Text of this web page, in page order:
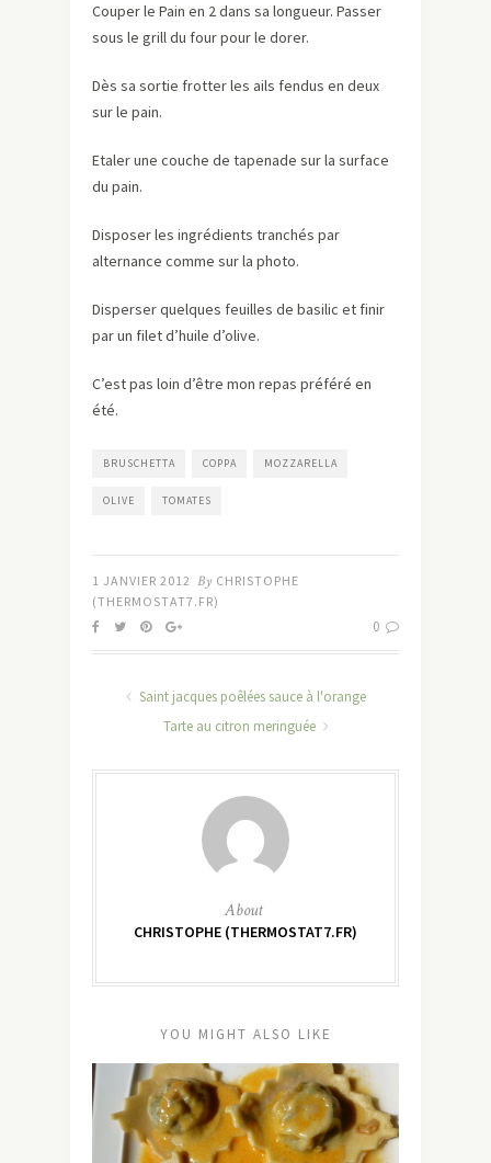
Couper le Pain en 2 dans sa longueur. Passer
sous le grill du four pour le dorer.
Dès sa sortie frotter les ails fendus en deux
sur le pain.
Etaler une couche de tapenade sur la surface
du pain.
Disposer les ingrédients tranchés par
alternance comme sur la photo.
Disperser quelques feuilles de basilic et finir
par un filet d’huile d’olive.
C’est pas loin d’être mon repas préféré en
été.
BRUSCHETTA COPPA MOZZARELLA
OLIVE TOMATES
1 JANVIER 2012 By CHRISTOPHE
(THERMOSTAT7.FR)
0
Saint jacques poêlées sauce à l'orange
Tarte au citron meringuée
About
CHRISTOPHE (THERMOSTAT7.FR)
YOU MIGHT ALSO LIKE